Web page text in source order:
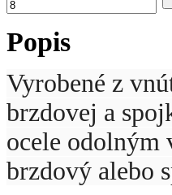
Popis
Vyrobené z
brzdovej a
ocele odolným
brzdový alebo